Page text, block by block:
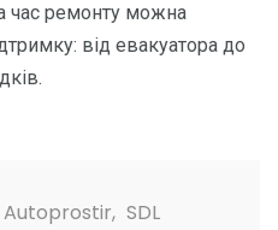
час ремонту можна
від евакуатора до
Autoprostir, SDL